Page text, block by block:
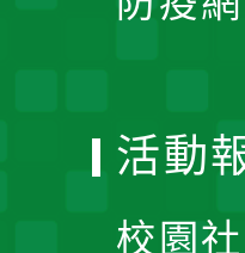
活動
校園